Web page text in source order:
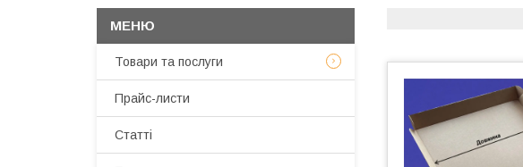
Товари та послуги
Прайс-листи
Статті